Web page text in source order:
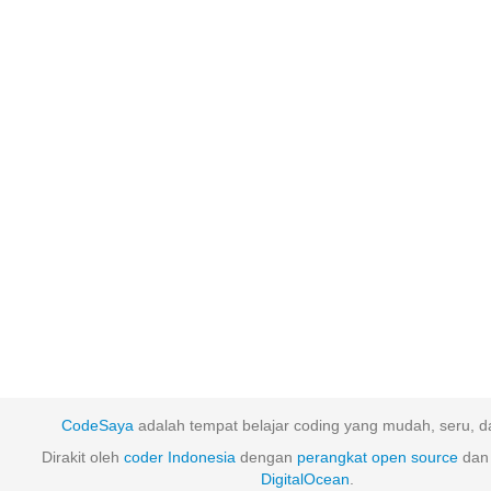
CodeSaya adalah tempat belajar coding yang mudah, seru,
Dirakit oleh coder Indonesia dengan perangkat open source
DigitalOcean